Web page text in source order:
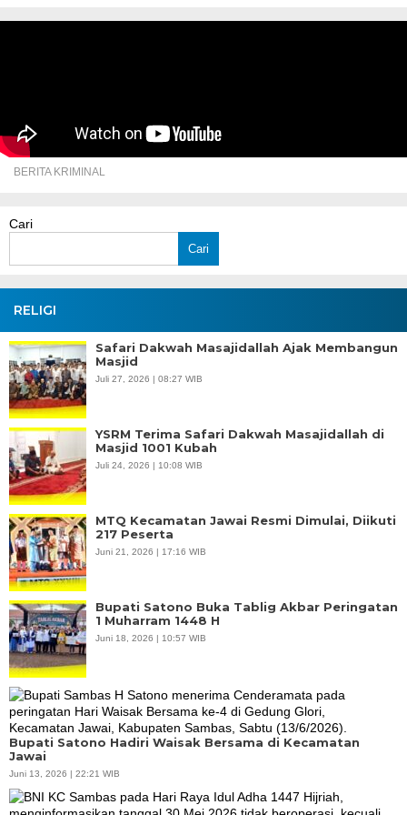
BERITA KRIMINAL
Cari
Cari
RELIGI
Safari Dakwah Masajidallah Ajak Membangun
Masjid
Juli 27, 2026 | 08:27 WIB
YSRM Terima Safari Dakwah Masajidallah di
Masjid 1001 Kubah
Juli 24, 2026 | 10:08 WIB
MTQ Kecamatan Jawai Resmi Dimulai, Diikuti
217 Peserta
Juni 21, 2026 | 17:16 WIB
Bupati Satono Buka Tablig Akbar Peringatan
1 Muharram 1448 H
Juni 18, 2026 | 10:57 WIB
Bupati Satono Hadiri Waisak Bersama di Kecamatan
Jawai
Juni 13, 2026 | 22:21 WIB